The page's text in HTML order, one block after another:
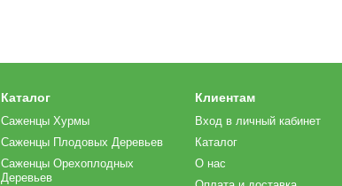
Каталог
Саженцы Хурмы
Саженцы Плодовых Деревьев
Саженцы Орехоплодных
Деревьев
Клиентам
Вход в личный кабинет
Каталог
О нас